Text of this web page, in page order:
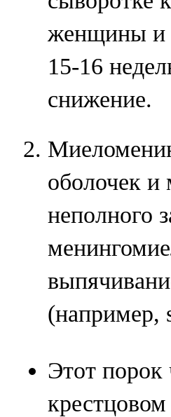
женщины и
15-16
снижение.
оболочек и
неполного
(например,
Этот порок